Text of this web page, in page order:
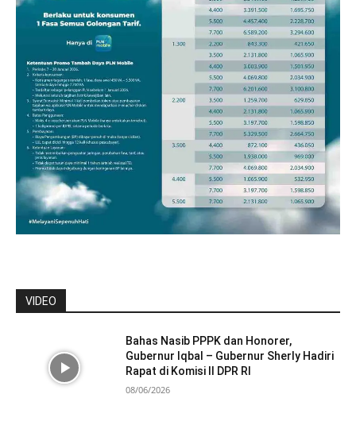
VIDEO
Bahas Nasib PPPK dan Honorer,
Gubernur Iqbal – Gubernur Sherly Hadiri
Rapat di Komisi II DPR RI
08/06/2026